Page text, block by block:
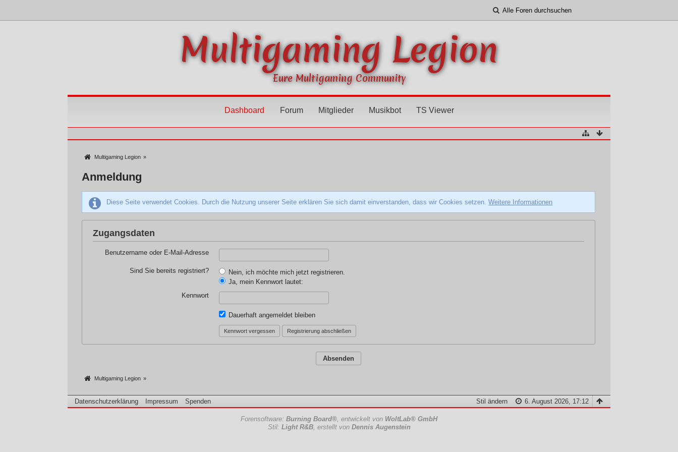
Multigaming Legion
Eure Multigaming Community
Dashboard Forum Mitglieder Musikbot TS Viewer
Multigaming Legion »
Anmeldung
Diese Seite verwendet Cookies. Durch die Nutzung unserer Seite erklären Sie sich damit einverstanden, dass wir Cookies setzen.Weitere Informationen
Zugangsdaten
Benutzername oder E-Mail-Adresse
Sind Sie bereits registriert?
Nein, ich möchte mich jetzt registrieren.
Ja, mein Kennwort lautet:
Kennwort
Dauerhaft angemeldet bleiben
Kennwort vergessen Registrierung abschließen
Multigaming Legion »
Datenschutzerklärung Impressum Spenden 6. August 2026, 17:12
Stil ändern
Forensoftware: Burning Board®, entwickelt von WoltLab® GmbH
Stil: Light R&B, erstellt von Dennis Augenstein